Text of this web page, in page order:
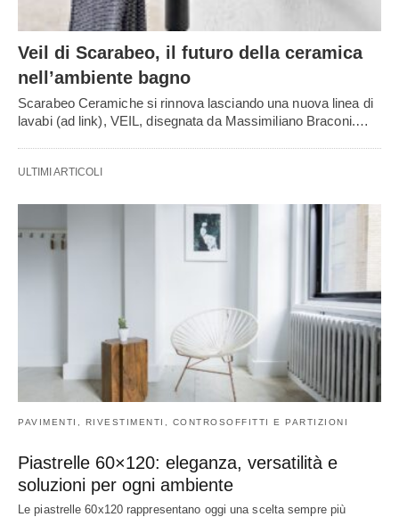
Veil di Scarabeo, il futuro della ceramica
nell’ambiente bagno
Scarabeo Ceramiche si rinnova lasciando una nuova linea di
lavabi (ad link), VEIL, disegnata da Massimiliano Braconi.…
ULTIMI ARTICOLI
PAVIMENTI, RIVESTIMENTI, CONTROSOFFITTI E PARTIZIONI
Piastrelle 60×120: eleganza, versatilità e
soluzioni per ogni ambiente
Le piastrelle 60x120 rappresentano oggi una scelta sempre più